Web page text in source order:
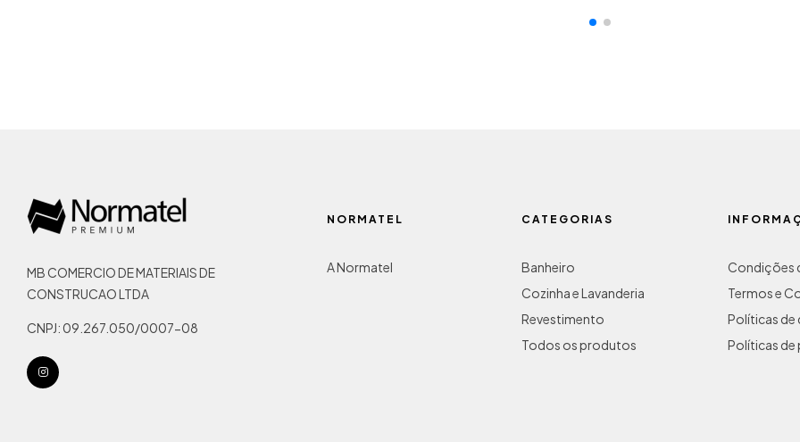
MB COMERCIO DE MATERIAIS DE
CONSTRUCAO LTDA
CNPJ: 09.267.050/0007-08
NORMATEL
A Normatel
CATEGORIAS
Banheiro
Cozinha e Lavanderia
Revestimento
Todos os produtos
Condições
Termos e
Políticas
Políticas de